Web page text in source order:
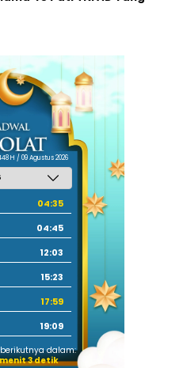
H / 09 Agustus 2026
04:35
04:45
12:03
15:23
17:59
19:09
dalam:
3 detik